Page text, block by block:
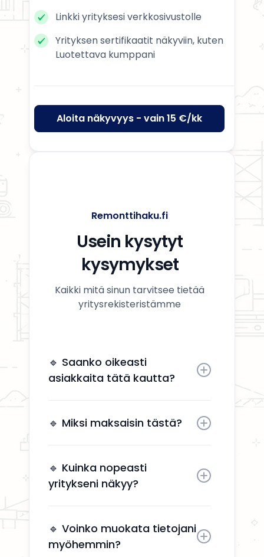
Linkki yrityksesi verkkosivustolle
Yrityksen sertifikaatit näkyviin, kuten
Luotettava kumppani
Aloita näkyvyys - vain 15 €/kk
Remonttihaku.fi
Usein kysytyt
kysymykset
Kaikki mitä sinun tarvitsee tietää
yritysrekisteristämme
🔹 Saanko oikeasti
asiakkaita tätä kautta?
jotka etsivät aktiivisesti
🔹 Miksi maksaisin tästä?
yhteydenottoja ilman, että sinun
tarvitsee käyttää aikaa
markkinointiin.
🔹 Kuinka nopeasti
yritykseni näkyy?
kuluessa aktivoinnin jälkeen.
🔹 Voinko muokata tietojani
myöhemmin?